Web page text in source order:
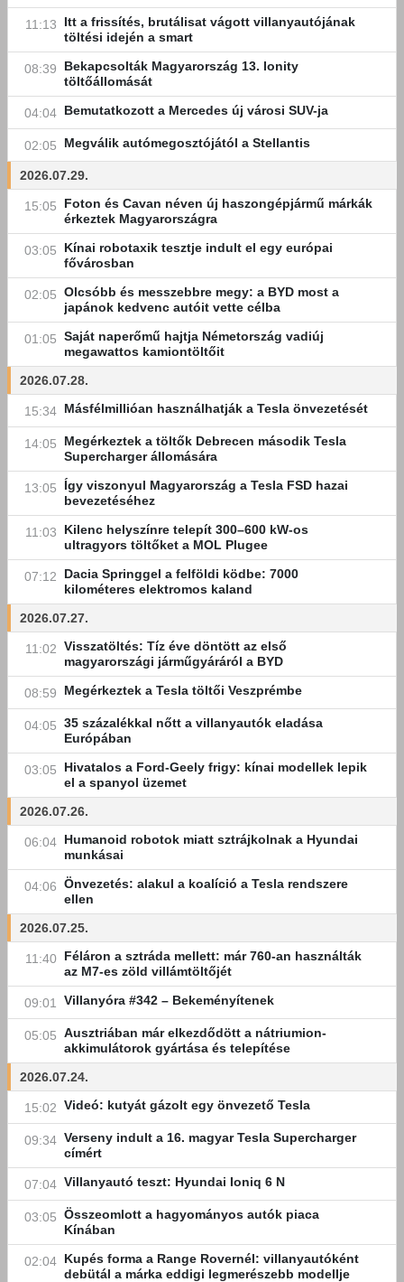
11:13
Itt a frissítés, brutálisat vágott villanyautójának
töltési idején a smart
08:39
Bekapcsolták Magyarország 13. Ionity
töltőállomását
04:04 Bemutatkozott a Mercedes új városi SUV-ja
02:05 Megválik autómegosztójától a Stellantis
2026.07.29.
15:05
Foton és Cavan néven új haszongépjármű márkák
érkeztek Magyarországra
03:05
Kínai robotaxik tesztje indult el egy európai
fővárosban
02:05 Olcsóbb és messzebbre megy: a BYD most a
japánok kedvenc autóit vette célba
01:05 Saját naperőmű hajtja Németország vadiúj
megawattos kamiontöltőit
2026.07.28.
15:34 Másfélmillióan használhatják a Tesla önvezetését
14:05
Megérkeztek a töltők Debrecen második Tesla
Supercharger állomására
13:05
Így viszonyul Magyarország a Tesla FSD hazai
bevezetéséhez
11:03
Kilenc helyszínre telepít 300–600 kW-os
ultragyors töltőket a MOL Plugee
07:12
Dacia Springgel a felföldi ködbe: 7000
kilométeres elektromos kaland
2026.07.27.
11:02 Visszatöltés: Tíz éve döntött az első
magyarországi járműgyáráról a BYD
08:59 Megérkeztek a Tesla töltői Veszprémbe
04:05 35 százalékkal nőtt a villanyautók eladása
Európában
03:05
Hivatalos a Ford-Geely frigy: kínai modellek lepik
el a spanyol üzemet
2026.07.26.
06:04 Humanoid robotok miatt sztrájkolnak a Hyundai
munkásai
04:06 Önvezetés: alakul a koalíció a Tesla rendszere
ellen
2026.07.25.
11:40 Féláron a sztráda mellett: már 760-an használták
az M7-es zöld villámtöltőjét
09:01 Villanyóra #342 – Bekeményítenek
05:05 Ausztriában már elkezdődött a nátriumion-
akkimulátorok gyártása és telepítése
2026.07.24.
15:02 Videó: kutyát gázolt egy önvezető Tesla
09:34 Verseny indult a 16. magyar Tesla Supercharger
címért
07:04 Villanyautó teszt: Hyundai Ioniq 6 N
03:05 Összeomlott a hagyományos autók piaca
Kínában
02:04 Kupés forma a Range Rovernél: villanyautóként
debütál a márka eddigi legmerészebb modellje